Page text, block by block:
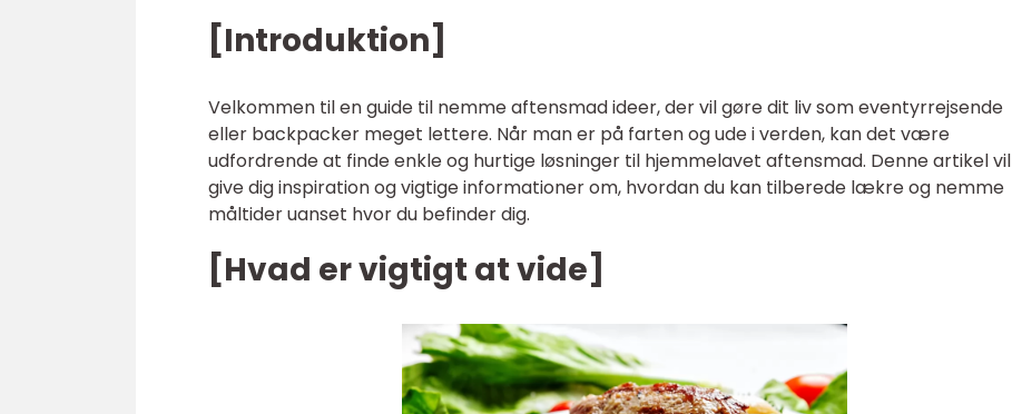
[Introduktion]
Velkommen til en guide til nemme aftensmad ideer, der vil gøre dit liv som eventyrrejsende
eller backpacker meget lettere. Når man er på farten og ude i verden, kan det være
udfordrende at finde enkle og hurtige løsninger til hjemmelavet aftensmad. Denne artikel vil
give dig inspiration og vigtige informationer om, hvordan du kan tilberede lækre og nemme
måltider uanset hvor du befinder dig.
[Hvad er vigtigt at vide]